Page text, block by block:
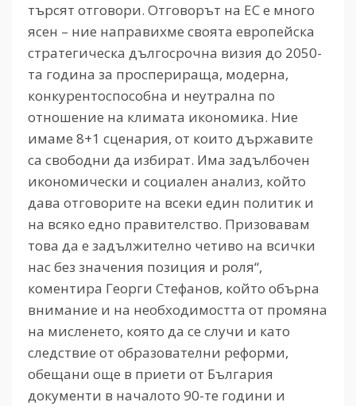
търсят отговори. Отговорът на ЕС е много
ясен – ние направихме своята европейска
стратегическа дългосрочна визия до 2050-
та година за просперираща, модерна,
конкурентоспособна и неутрална по
отношение на климата икономика. Ние
имаме 8+1 сценария, от които държавите
са свободни да избират. Има задълбочен
икономически и социален анализ, който
дава отговорите на всеки един политик и
на всяко едно правителство. Призовавам
това да е задължително четиво на всички
нас без значения позиция и роля“,
коментира Георги Стефанов, който обърна
внимание и на необходимостта от промяна
на мисленето, която да се случи и като
следствие от образователни реформи,
обещани още в приети от България
документи в началото 90-те години и